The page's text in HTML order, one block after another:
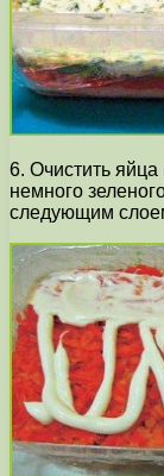
6. Очистить
немного
следующим